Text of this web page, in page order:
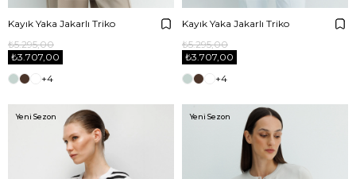
Kayık Yaka Jakarlı Triko
₺3.707,00
₺5.295,00
+4
Kayık Yaka Jakarlı Triko
₺3.707,00
₺5.295,00
+4
Yeni Sezon Yeni Sezon